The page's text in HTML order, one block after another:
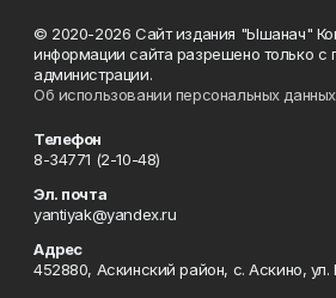
© 2020-2026 Сайт издания "Ышанач"
информации сайта разрешено только с
администрации.
Об использовании персональных данных
Телефон
8-34771 (2-10-48)
Эл. почта
yantiyak@yandex.ru
Адрес
452880, Аскинский район, с. Аскино, ул.